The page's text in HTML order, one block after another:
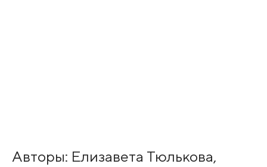
Авторы: Елизавета Тюлькова,